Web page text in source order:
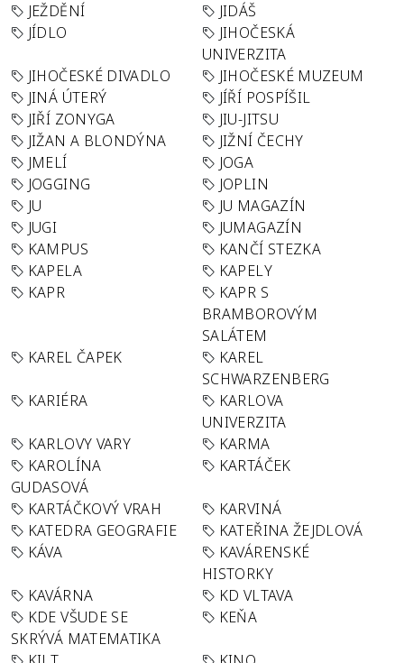
JEŽDĚNÍ
JIDÁŠ
JÍDLO
JIHOČESKÁ
UNIVERZITA
JIHOČESKÉ DIVADLO
JIHOČESKÉ MUZEUM
JINÁ ÚTERÝ
JÍŘÍ POSPÍŠIL
JIŘÍ ZONYGA
JIU-JITSU
JIŽAN A BLONDÝNA
JIŽNÍ ČECHY
JMELÍ
JOGA
JOGGING
JOPLIN
JU
JU MAGAZÍN
JUGI
JUMAGAZÍN
KAMPUS
KANČÍ STEZKA
KAPELA
KAPELY
KAPR
KAPR S
BRAMBOROVÝM
SALÁTEM
KAREL ČAPEK
KAREL
SCHWARZENBERG
KARIÉRA
KARLOVA
UNIVERZITA
KARLOVY VARY
KARMA
KAROLÍNA
GUDASOVÁ
KARTÁČEK
KARTÁČKOVÝ VRAH
KARVINÁ
KATEDRA GEOGRAFIE
KATEŘINA ŽEJDLOVÁ
KÁVA
KAVÁRENSKÉ
HISTORKY
KAVÁRNA
KD VLTAVA
KDE VŠUDE SE
SKRÝVÁ MATEMATIKA
KEŇA